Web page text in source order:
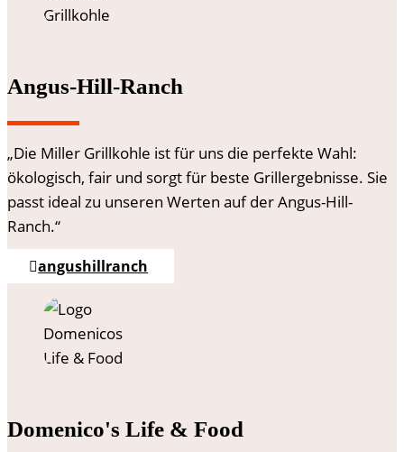
Angus-Hill-Ranch
„Die Miller Grillkohle ist für uns die perfekte Wahl:
ökologisch, fair und sorgt für beste Grillergebnisse. Sie
passt ideal zu unseren Werten auf der Angus-Hill-
Ranch.“
angushillranch
Domenico's Life & Food